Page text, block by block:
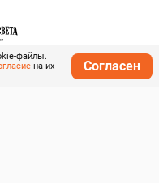
файлы.
на их
Согласен